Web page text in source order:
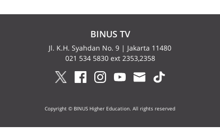
BINUS TV
Jl. K.H. Syahdan No. 9 | Jakarta 11480
021 534 5830 ext 2353,2358
Copyright © BINUS Higher Education. All rights reserved